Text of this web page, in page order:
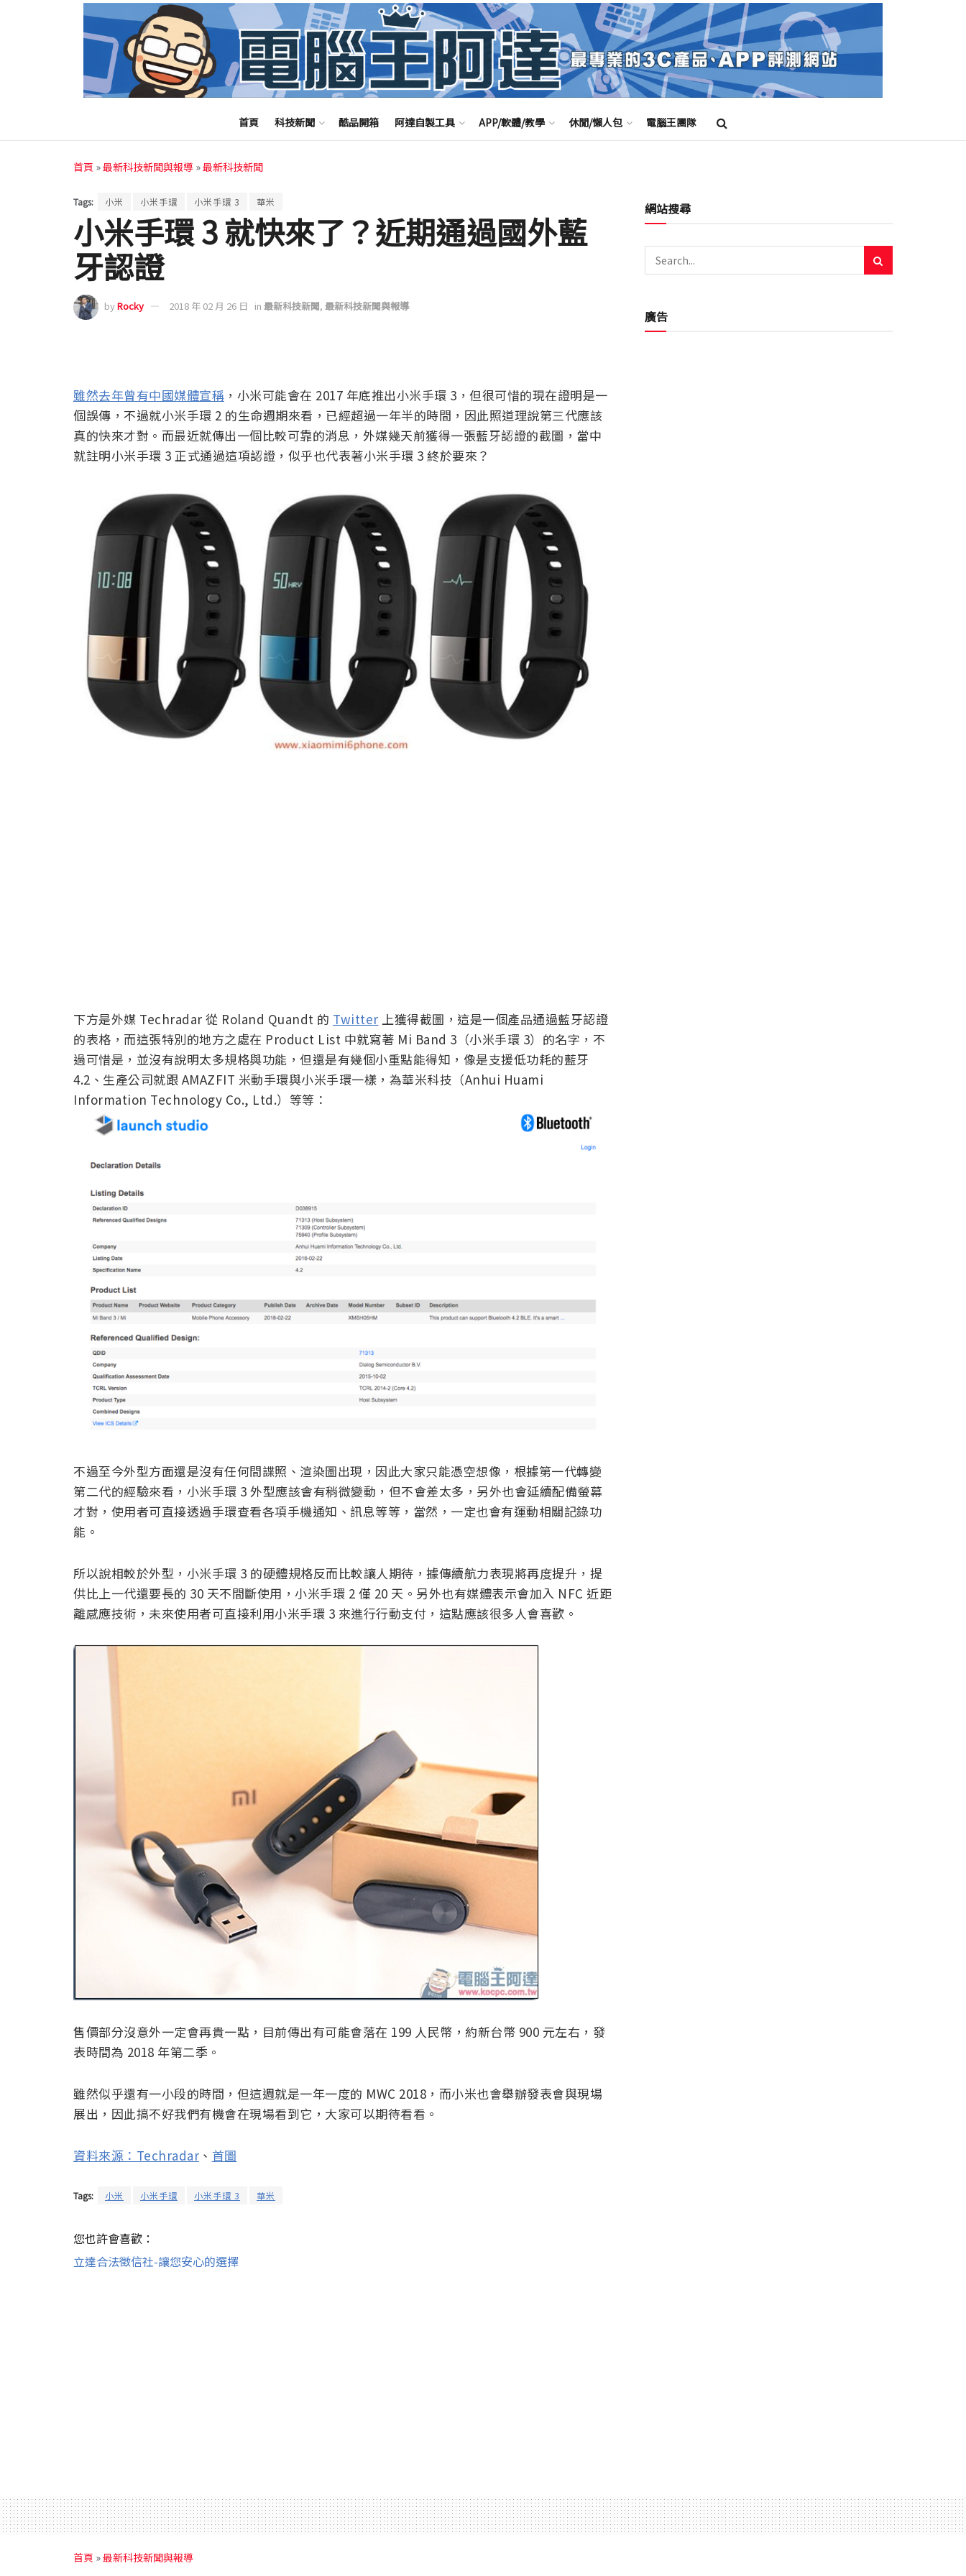
首頁 科技新聞 酷品開箱 阿達自製工具 APP/軟體/教學 休閒/懶人包 電腦王團隊
首頁 »最新科技新聞與報導 »最新科技新聞
Tags: 小米 小米手環 小米手環 3 華米
小米手環 3 就快來了？近期通過國外藍
牙認證
byRocky 2018 年 02 月 26 日 in 最新科技新聞, 最新科技新聞與報導
雖然去年曾有中國媒體宣稱 ，小米可能會在 2017 年底推出小米手環 3，但很可惜的現在證明是一
個誤傳，不過就小米手環 2 的生命週期來看，已經超過一年半的時間，因此照道理說第三代應該
真的快來才對。而最近就傳出一個比較可靠的消息，外媒幾天前獲得一張藍牙認證的截圖，當中
就註明小米手環 3 正式通過這項認證，似乎也代表著小米手環 3 終於要來？
下方是外媒 Techradar 從 Roland Quandt 的 Twitter 上獲得截圖，這是一個產品通過藍牙認證
的表格，而這張特別的地方之處在 Product List 中就寫著 Mi Band 3（小米手環 3）的名字，不
過可惜是，並沒有說明太多規格與功能，但還是有幾個小重點能得知，像是支援低功耗的藍牙
4.2、生產公司就跟 AMAZFIT 米動手環與小米手環一樣，為華米科技（Anhui Huami
Information Technology Co., Ltd.）等等：
不過至今外型方面還是沒有任何間諜照、渲染圖出現，因此大家只能憑空想像，根據第一代轉變
第二代的經驗來看，小米手環 3 外型應該會有稍微變動，但不會差太多，另外也會延續配備螢幕
才對，使用者可直接透過手環查看各項手機通知、訊息等等，當然，一定也會有運動相關記錄功
能。
所以說相較於外型，小米手環 3 的硬體規格反而比較讓人期待，據傳續航力表現將再度提升，提
供比上一代還要長的 30 天不間斷使用，小米手環 2 僅 20 天。另外也有媒體表示會加入 NFC 近距
離感應技術，未來使用者可直接利用小米手環 3 來進行行動支付，這點應該很多人會喜歡。
售價部分沒意外一定會再貴一點，目前傳出有可能會落在 199 人民幣，約新台幣 900 元左右，發
表時間為 2018 年第二季。
雖然似乎還有一小段的時間，但這週就是一年一度的 MWC 2018，而小米也會舉辦發表會與現場
展出，因此搞不好我們有機會在現場看到它，大家可以期待看看。
資料來源：Techradar 、 首圖
Tags: 小米 小米手環 小米手環 3 華米
您也許會喜歡：
立達合法徵信社-讓您安心的選擇
網站搜尋
廣告
首頁 »最新科技新聞與報導